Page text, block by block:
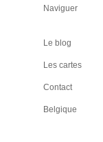
Naviguer
Le blog
Les cartes
Contact
Belgique